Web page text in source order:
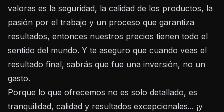
valoras es la seguridad, la calidad de los productos, la
pasión por el trabajo y un proceso que garantiza
resultados, entonces nuestros precios tienen todo el
sentido del mundo. Y te aseguro que cuando veas el
resultado final, sabrás que fue una inversión, no un
gasto.
Porque lo que ofrecemos no es solo detallado, es
tranquilidad, calidad y resultados excepcionales... ¡y